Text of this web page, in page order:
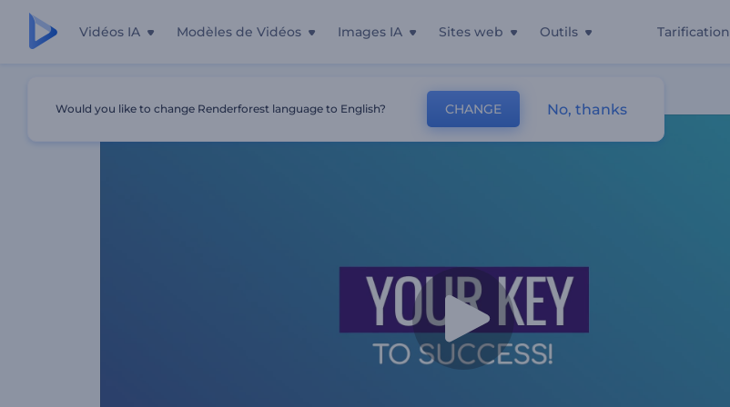
Vidéos IA Modèles de Vidéos Images IA Sites web Outils Tarification
Promo De L'agence De Marketing À Part Entière
Would you like to change Renderforest language to English? CHANGE No, thanks